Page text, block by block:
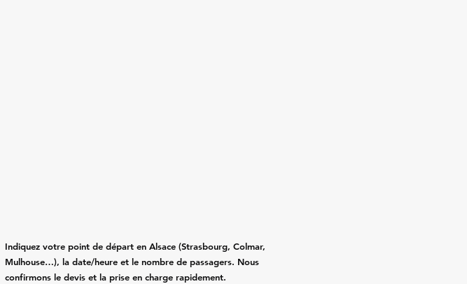
Indiquez votre point de départ en Alsace (Strasbourg, Colmar,
Mulhouse…), la date/heure et le nombre de passagers. Nous
confirmons le devis et la prise en charge rapidement.